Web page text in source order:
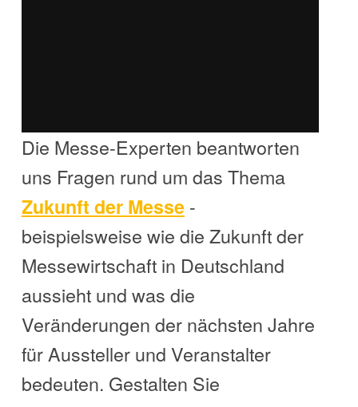
Die Messe-Experten beantworten
uns Fragen rund um das Thema
Zukunft der Messe-
beispielsweise wie die Zukunft der
Messewirtschaft in Deutschland
aussieht und was die
Veränderungen der nächsten Jahre
für Aussteller und Veranstalter
bedeuten. Gestalten Sie